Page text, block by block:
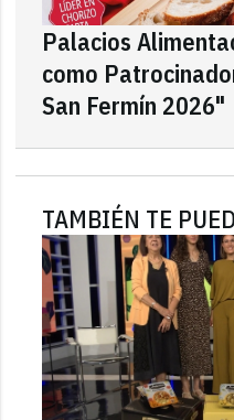
Palacios
como
San Fermín 2026"
TAMBIÉN TE